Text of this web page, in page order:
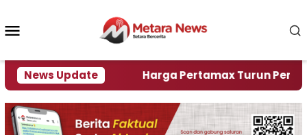
konten
News Update
Krisi Air Harga Pertamax Turun Per Hari